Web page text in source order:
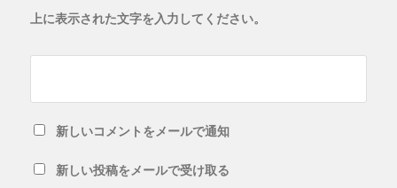
上に表示された文字を入力してください。
新しいコメントをメールで通知
新しい投稿をメールで受け取る